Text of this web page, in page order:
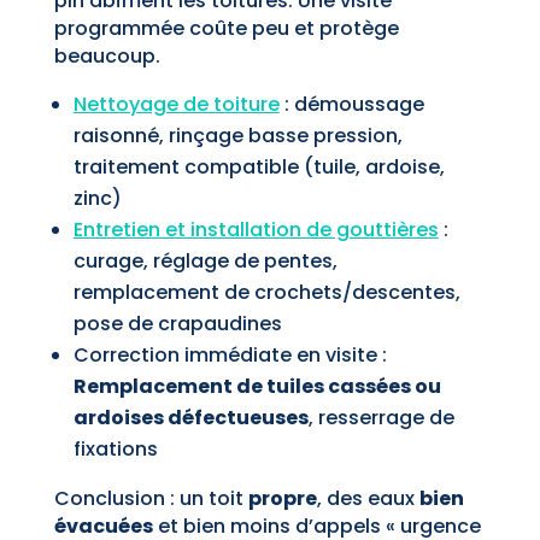
programmée coûte peu et protège
beaucoup.
Nettoyage de toiture: démoussage
raisonné, rinçage basse pression,
traitement compatible (tuile, ardoise,
zinc)
Entretien et installation de gouttières :
curage, réglage de pentes,
remplacement de crochets/descentes,
pose de crapaudines
Correction immédiate en visite :
Remplacement de tuiles cassées ou
ardoises défectueuses, resserrage de
fixations
Conclusion : un toit propre, des eaux bien
évacuéeset bien moins d’appels « urgence